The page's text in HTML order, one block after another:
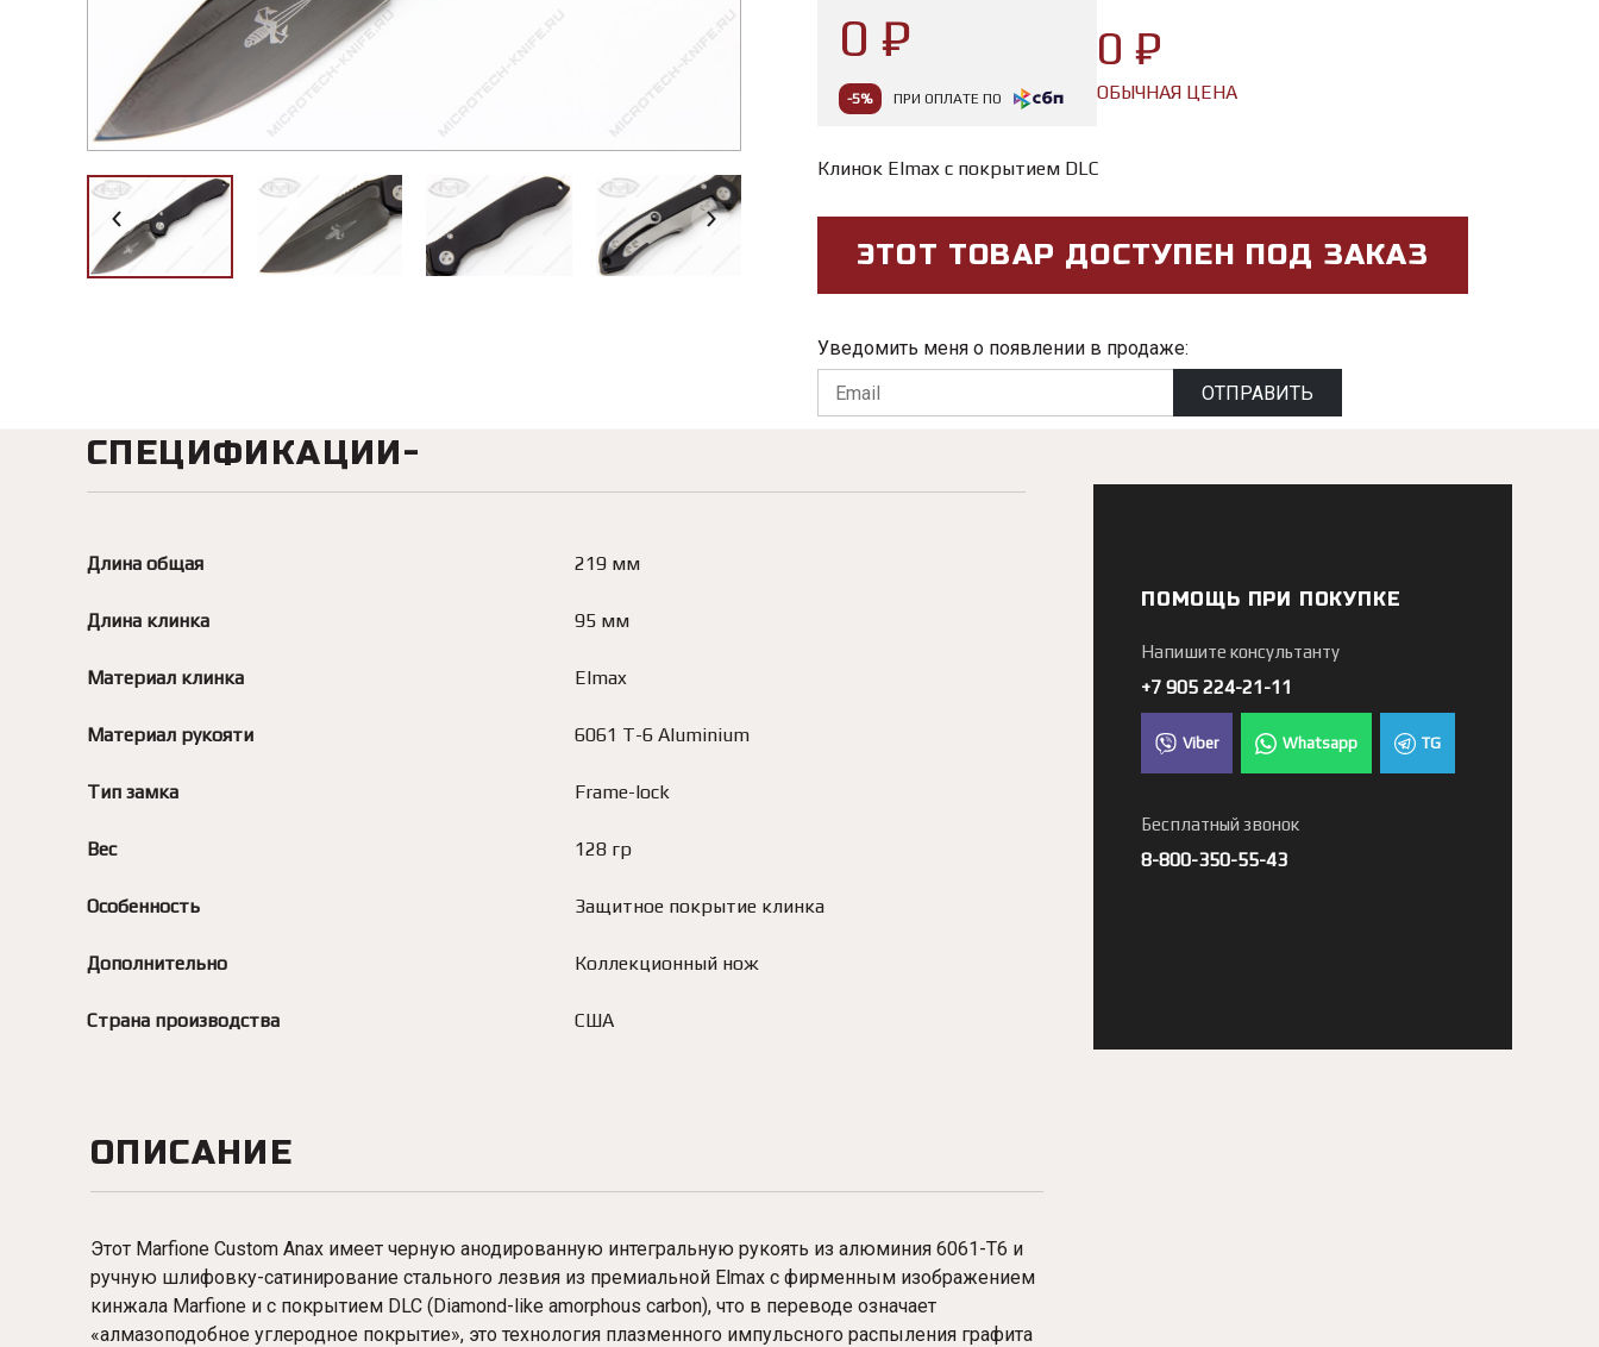
0 ₽
-5% ПРИ ОПЛАТЕ ПО
0 ₽
ОБЫЧНАЯ ЦЕНА
Клинок Elmax с покрытием DLC
ЭТОТ ТОВАР ДОСТУПЕН ПОД ЗАКАЗ
Уведомить меня о появлении в продаже:
ОТПРАВИТЬ
СПЕЦИФИКАЦИИ
Длина общая 219 мм
Длина клинка 95 мм
Материал клинка Elmax
Материал рукояти 6061 T-6 Aluminium
Тип замка Frame-lock
Вес 128 гр
Особенность Защитное покрытие клинка
Дополнительно Коллекционный нож
Страна производства США
ПОМОЩЬ ПРИ ПОКУПКЕ
Напишите консультанту
+7 905 224-21-11
Viber Whatsapp TG
Бесплатный звонок
8-800-350-55-43
ОПИСАНИЕ
Этот Marfione Custom Anax имеет черную анодированную интегральную рукоять из алюминия 6061-T6 и
ручную шлифовку-сатинирование стального лезвия из премиальной Elmax с фирменным изображением
кинжала Marfione и с покрытием DLC (Diamond-like amorphous carbon), что в переводе означает
«алмазоподобное углеродное покрытие», это технология плазменного импульсного распыления графита